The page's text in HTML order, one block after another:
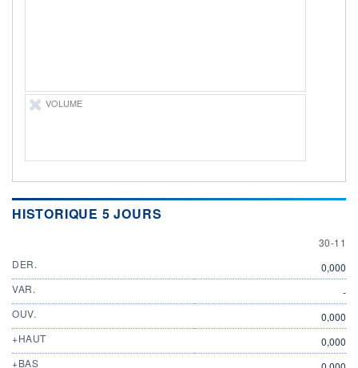
VOLUME
HISTORIQUE 5 JOURS
30
30-11
DER.
0,000
VAR.
-
OUV.
0,000
+HAUT
0,000
+BAS